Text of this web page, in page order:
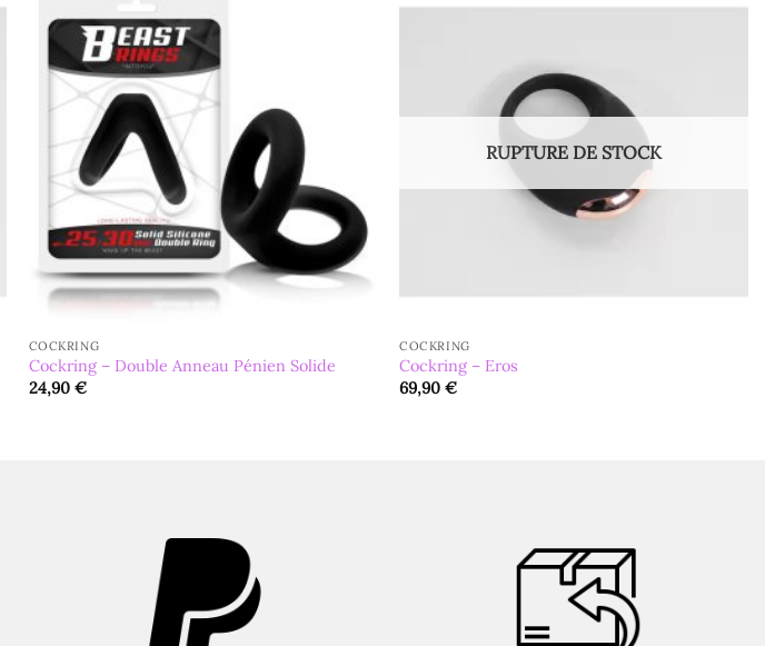
COCKRING
Cockring – Double Anneau Pénien Solide
24,90 €
RUPTURE DE STOCK
COCKRING
Cockring – Eros
69,90€